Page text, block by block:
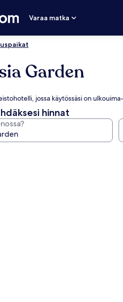
Varaa matka
Garden
jossa käytössäsi on
hinnat